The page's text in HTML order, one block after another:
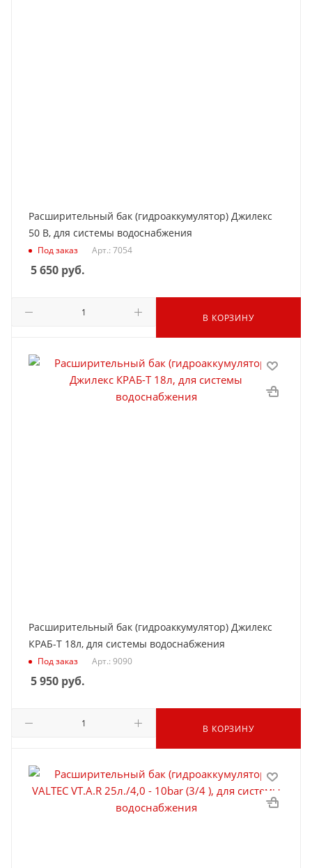
Расширительный бак (гидроаккумулятор) Джилекс
50 В, для системы водоснабжения
Под заказ Арт.: 7054
5 650 руб.
В КОРЗИНУ
Расширительный бак (гидроаккумулятор) Джилекс
КРАБ-Т 18л, для системы водоснабжения
Под заказ Арт.: 9090
5 950 руб.
В КОРЗИНУ